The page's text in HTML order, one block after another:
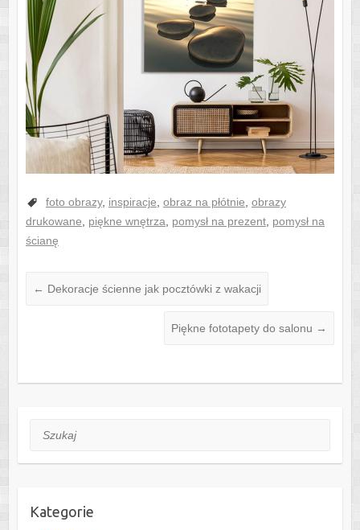
foto obrazy, inspiracje obraz na płótnie obrazy
drukowane
piękne wnętrza pomysł na prezent, pomysł na
ścianę
← Dekoracje ścienne jak pocztówki z wakacji
Piękne fototapety do salonu →
Szukaj
Kategorie